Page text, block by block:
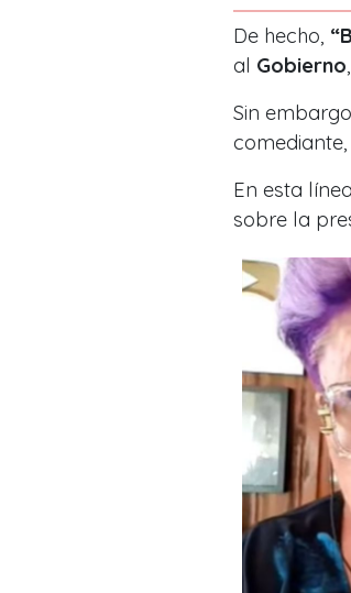
De hecho,
al Gobierno
Sin
En esta
sobre la